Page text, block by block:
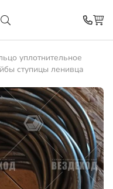
уплотнительное
ступицы ленивца